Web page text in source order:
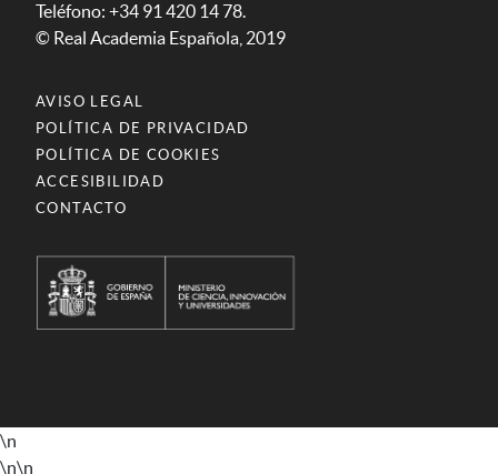
Teléfono: +34 91 420 14 78.
© Real Academia Española, 2019
AVISO LEGAL
POLÍTICA DE PRIVACIDAD
POLÍTICA DE COOKIES
ACCESIBILIDAD
CONTACTO
\n
\n\n